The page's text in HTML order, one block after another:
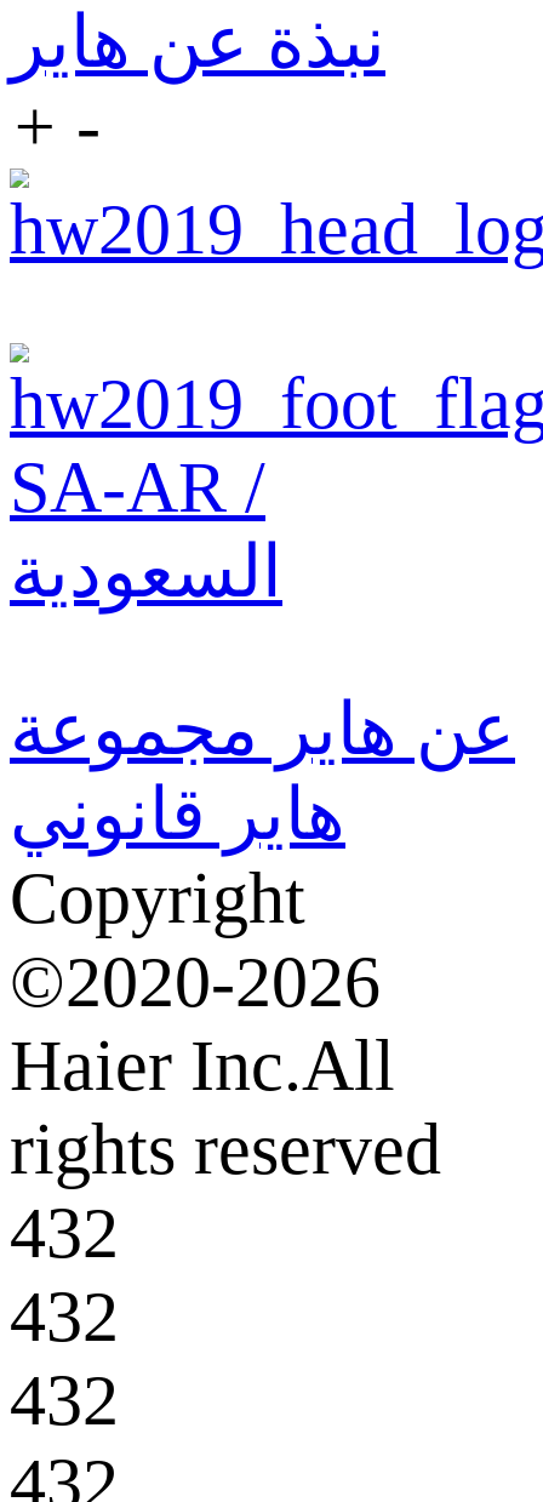
نبذة عن هاير
+ -
SA-AR /
السعودية
عن هاير مجموعة
هاير قانوني
Copyright
©2020-2026
Haier Inc.All
rights reserved
432
432
432
432